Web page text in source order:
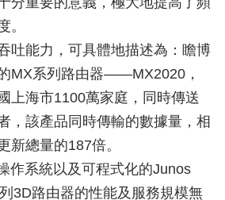
。
吐能力，可具體地描述為：瞻博
MX系列路由器——MX2020，
上海市1100萬家庭，同時傳送
，該產品同時傳輸的數據量，相
新總量的187倍。
作系統以及可程式化的Junos
3D路由器的性能及服務規模無